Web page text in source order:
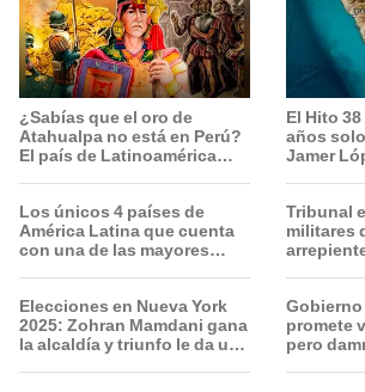
¿Sabías que el oro de
Atahualpa no está en Perú?
El país de Latinoamérica
Los únicos 4 países de
América Latina que cuenta
con una de las mayores
Elecciones en Nueva York
2025: Zohran Mamdani gana
la alcaldía y triunfo le da un
El Hito
años
Jamer
Tribunal
militares
promete
pero